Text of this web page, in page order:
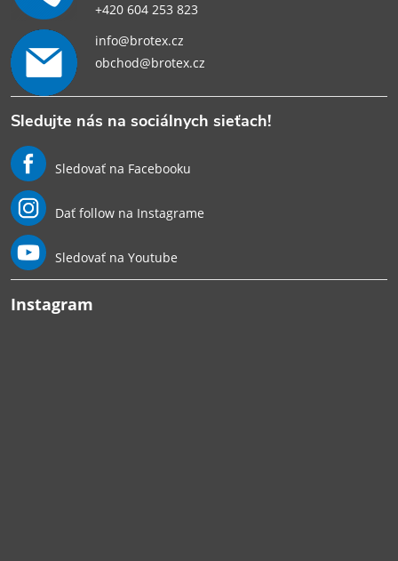
+420 604 253 823
info@brotex.cz
obchod@brotex.cz
Sledujte nás na sociálnych sieťach!
Sledovať na Facebooku
Dať follow na Instagrame
Sledovať na Youtube
Instagram